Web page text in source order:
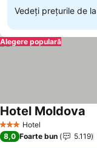
Vedeți prețurile de la
Alegere populară
3 SteleHotel
Hotel Moldova
8,0 Foarte bun 5.119